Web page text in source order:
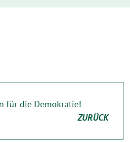
für die Demokratie!
ZURÜCK